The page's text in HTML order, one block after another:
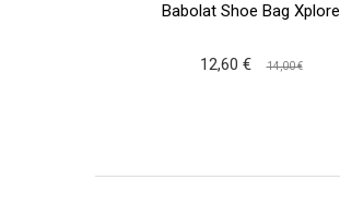
Babolat Shoe Bag Xplore
12,60 € 14,00 €